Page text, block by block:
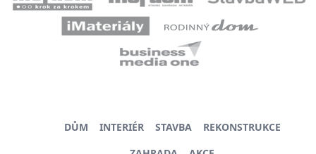
DŮM INTERIÉR STAVBA
REKONSTRUKCE